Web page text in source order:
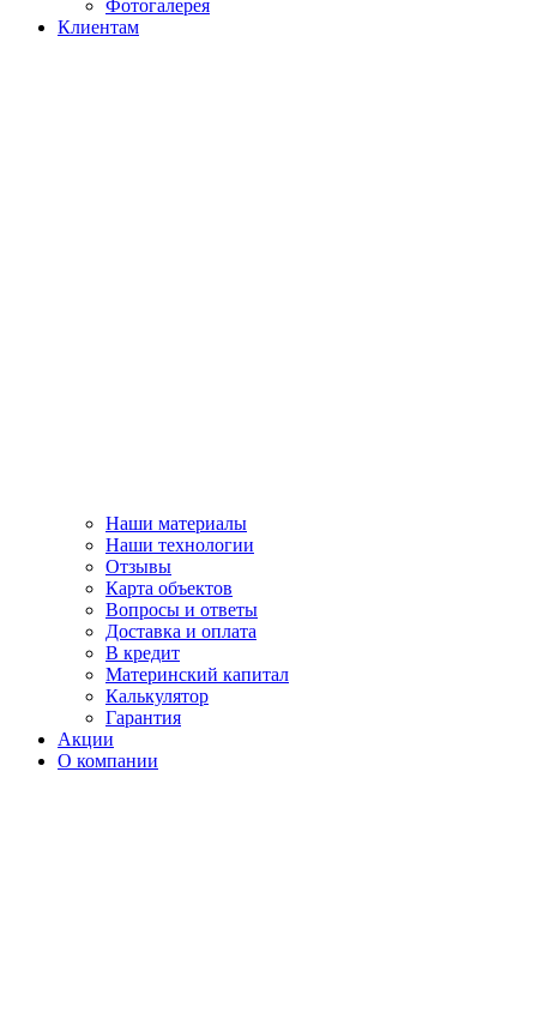
Фотогалерея
Клиентам
Наши материалы
Наши технологии
Отзывы
Карта объектов
Вопросы и ответы
Доставка и оплата
В кредит
Материнский капитал
Калькулятор
Гарантия
Акции
О компании